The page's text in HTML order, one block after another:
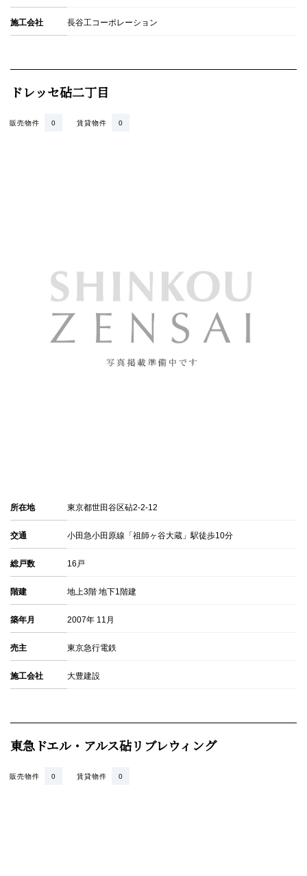
施工会社 長谷工コーポレーション
ドレッセ砧二丁目
賃貸物件 0
販売物件 0
所在地 東京都世田谷区砧2-2-12
交通 小田急小田原線「祖師ヶ谷大蔵」駅徒歩10分
総戸数 16戸
階建 地上3階 地下1階建
築年月 2007年 11月
売主 東京急行電鉄
施工会社 大豊建設
東急ドエル・アルス砧リブレウィング
賃貸物件 0
販売物件 0